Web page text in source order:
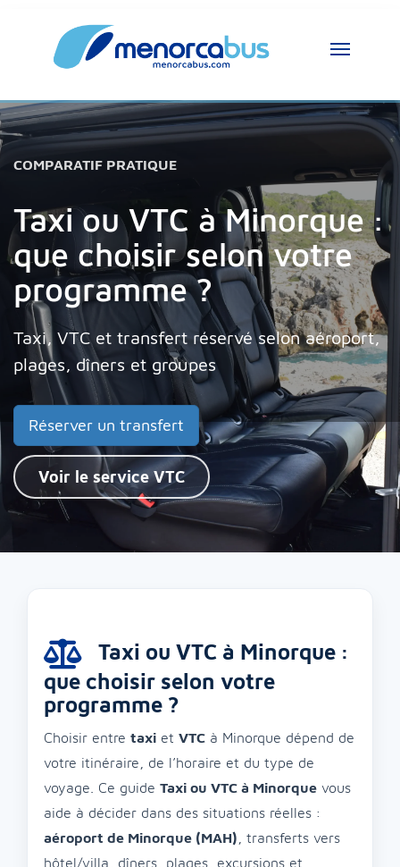
COMPARATIF PRATIQUE
Taxi ou VTC à Minorque :
que choisir selon votre
programme ?
Taxi, VTC et transfert réservé selon aéroport,
plages, dîners et groupes
Réserver un transfert
Voir le service VTC
Taxi ou VTC à Minorque :
que choisir selon votre
programme ?
Choisir entre taxi et VTC à Minorque dépend de
votre itinéraire, de l’horaire et du type de
voyage. Ce guide Taxi ou VTC à Minorque vous
aide à décider dans des situations réelles :
aéroport de Minorque (MAH) , transferts vers
hôtel/villa, dîners, plages, excursions et
Comment puis-je vous aider ?